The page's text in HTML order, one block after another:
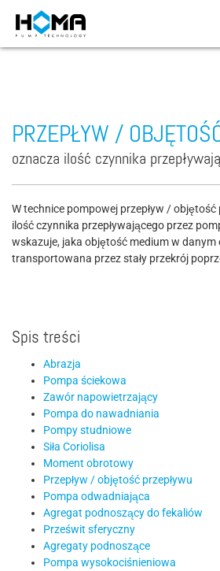
PRZEPŁYW /
oznacza ilość czynnika
W technice pompowej przepływ / objętość
ilość czynnika przepływającego przez
wskazuje, jaka objętość medium w danym
transportowana przez stały przekrój
Spis treści
Abrazja
Pompa ściekowa
Zawór napowietrzający
Pompa do nawadniania
Pompy studniowe
Siła Coriolisa
Moment obrotowy
Przepływ / objętość przepływu
Pompa odwadniająca
Agregat podnoszący do fekaliów
Prześwit sferyczny
Agregaty podnoszące
Pompa wysokociśnieniowa